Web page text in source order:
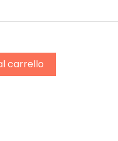
carrello